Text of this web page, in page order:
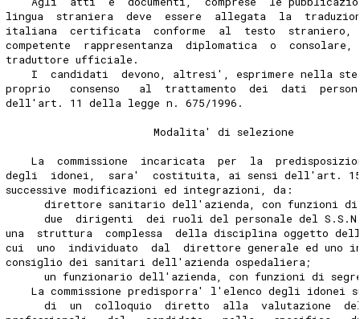
lingua  straniera  deve  essere  allegata  la
italiana  certificata  conforme  al  testo  straniero,
competente  rappresentanza  diplomatica  o  consolare,
traduttore ufficiale.
I  candidati  devono, altresi', esprimere nella
proprio   consenso   al  trattamento  dei  dati
dell'art. 11 della legge n. 675/1996.
                       Modalita' di selezione
La  commissione  incaricata  per  la
degli  idonei,  sara'  costituita, ai sensi dell'art. 15,
successive modificazioni ed integrazioni, da:
direttore sanitario dell'azienda, con funzioni
due  dirigenti  dei ruoli del personale del
una  struttura  complessa  della disciplina oggetto
cui  uno  individuato  dal  direttore generale ed uno
consiglio dei sanitari dell'azienda ospedaliera;
un funzionario dell'azienda, con funzioni di
La commissione predisporra' l'elenco degli idonei
di  un  colloquio  diretto  alla  valutazione